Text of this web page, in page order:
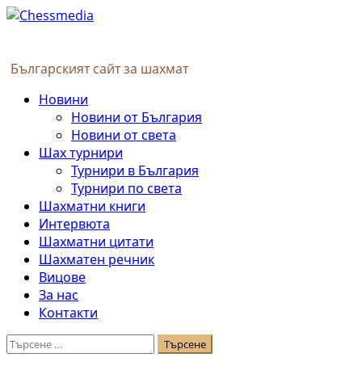
Skip
Българският сайт за шахмат
PrimaryНовини
Новини от България
Новини от света
Шах турнири
Турнири в България
Турнири по света
Шахматни книги
Интервюта
Шахматни цитати
Шахматен речник
Вицове
За нас
Контакти
Търсене